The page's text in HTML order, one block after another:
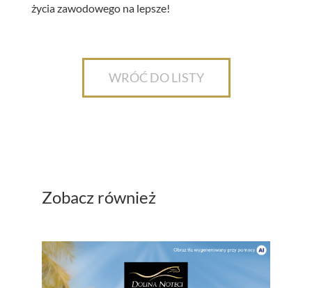
życia zawodowego na lepsze!
WRÓĆ DO LISTY
Zobacz również